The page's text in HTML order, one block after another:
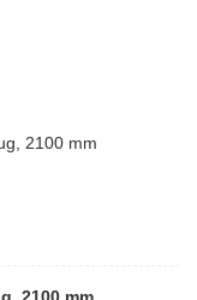
2100 mm